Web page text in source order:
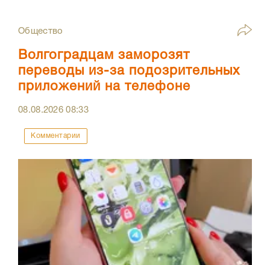
Общество
Волгоградцам заморозят
переводы из-за подозрительных
приложений на телефоне
08.08.202608:33
Комментарии